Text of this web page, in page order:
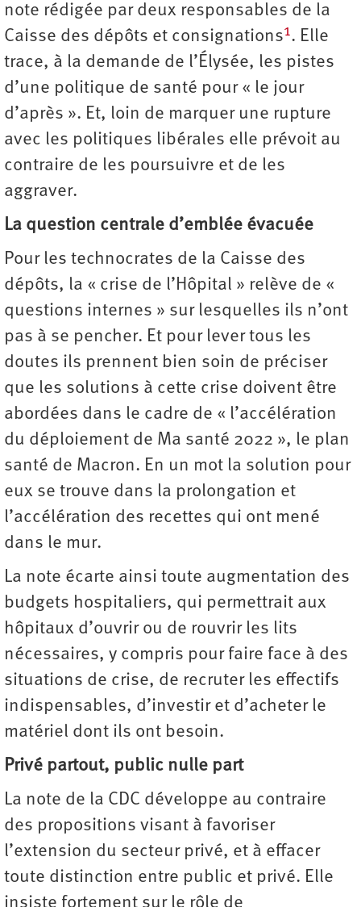
note rédigée par deux responsables de la
Caisse des dépôts et consignations1. Elle
trace, à la demande de l’Élysée, les pistes
d’une politique de santé pour « le jour
d’après ». Et, loin de marquer une rupture
avec les politiques libérales elle prévoit au
contraire de les poursuivre et de les
aggraver.
La question centrale d’emblée évacuée
Pour les technocrates de la Caisse des
dépôts, la « crise de l’Hôpital » relève de «
questions internes » sur lesquelles ils n’ont
pas à se pencher. Et pour lever tous les
doutes ils prennent bien soin de préciser
que les solutions à cette crise doivent être
abordées dans le cadre de « l’accélération
du déploiement de Ma santé 2022 », le plan
santé de Macron. En un mot la solution pour
eux se trouve dans la prolongation et
l’accélération des recettes qui ont mené
dans le mur.
La note écarte ainsi toute augmentation des
budgets hospitaliers, qui permettrait aux
hôpitaux d’ouvrir ou de rouvrir les lits
nécessaires, y compris pour faire face à des
situations de crise, de recruter les effectifs
indispensables, d’investir et d’acheter le
matériel dont ils ont besoin.
Privé partout, public nulle part
La note de la CDC développe au contraire
des propositions visant à favoriser
l’extension du secteur privé, et à effacer
toute distinction entre public et privé. Elle
insiste fortement sur le rôle de